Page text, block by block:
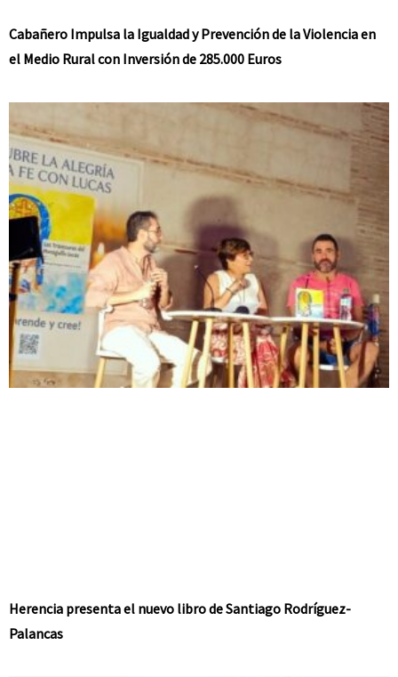
Cabañero Impulsa la Igualdad y Prevención de la Violencia en
el Medio Rural con Inversión de 285.000 Euros
Herencia presenta el nuevo libro de Santiago Rodríguez-
Palancas